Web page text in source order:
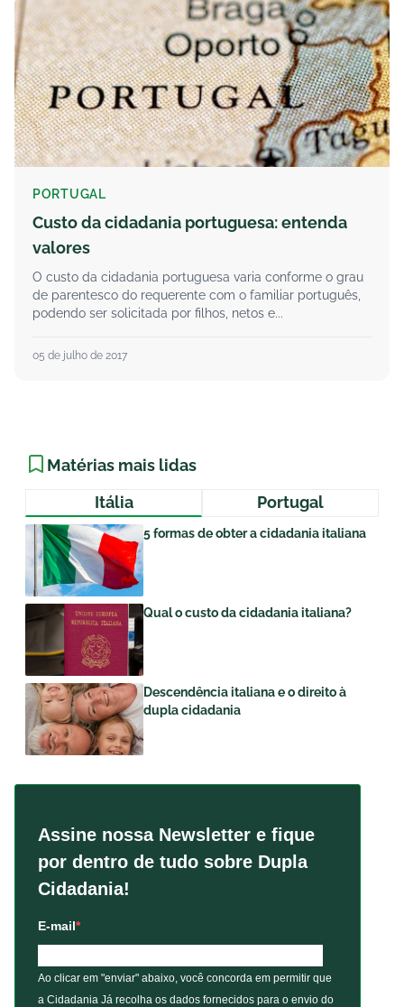
PORTUGAL
Custo da cidadania portuguesa: entenda
valores
O custo da cidadania portuguesa varia conforme o grau
de parentesco do requerente com o familiar português,
podendo ser solicitada por filhos, netos e...
05 de julho de 2017
Matérias mais lidas
Itália
Portugal
5 formas de obter a cidadania italiana
Qual o custo da cidadania italiana?
Descendência italiana e o direito à
dupla cidadania
Assine nossa Newsletter e fique
por dentro de tudo sobre Dupla
Cidadania!
E-mail
Ao clicar em "enviar" abaixo, você concorda em permitir que
a Cidadania Já recolha os dados fornecidos para o envio do